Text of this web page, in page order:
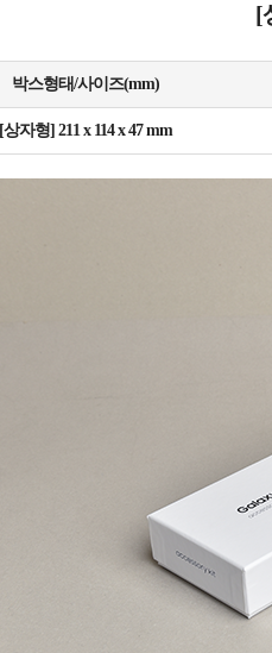
[
박스형태/사이즈(mm)
[상자형] 211 x 114 x 47 mm